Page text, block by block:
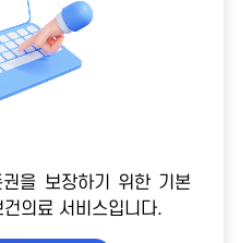
을 보장하기 위한 기본
의료 서비스입니다.